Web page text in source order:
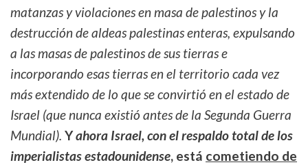
matanzas y violaciones en masa de palestinos y la
destrucción de aldeas palestinas enteras, expulsando
a las masas de palestinos de sus tierras e
incorporando esas tierras en el territorio cada vez
más extendido de lo que se convirtió en el estado de
Israel (que nunca existió antes de la Segunda Guerra
Mundial). Yahora Israel, con el respaldo total de los
imperialistas estadounidense, está cometiendo de